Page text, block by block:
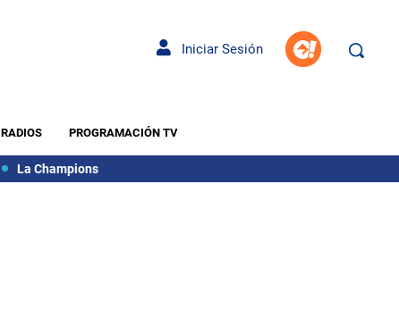
Iniciar Sesión
RADIOS PROGRAMACIÓN TV
La Champions